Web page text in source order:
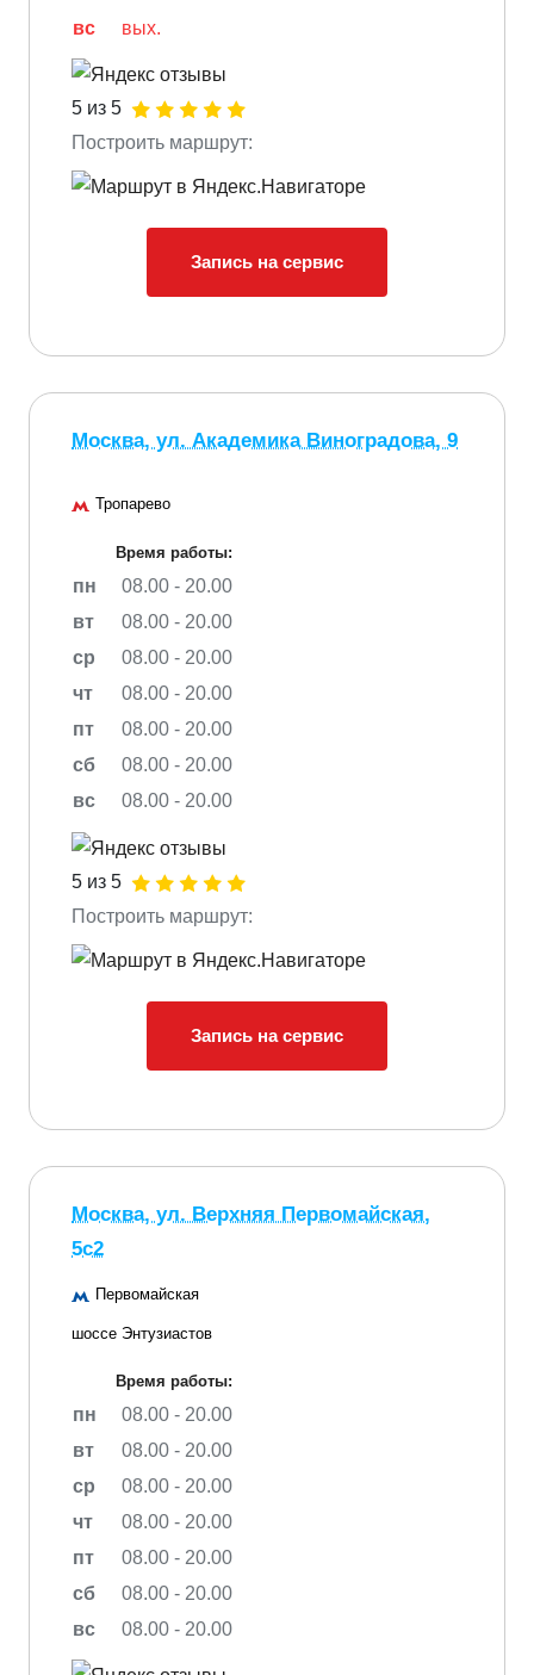
вс
вых.
5 из 5
Построить маршрут:
Запись на сервис
Москва, ул. Академика Виноградова, 9
Тропарево
Время работы:
пн
08.00 - 20.00
вт
08.00 - 20.00
ср
08.00 - 20.00
чт
08.00 - 20.00
пт
08.00 - 20.00
сб
08.00 - 20.00
вс
08.00 - 20.00
5 из 5
Построить маршрут:
Запись на сервис
Москва, ул. Верхняя Первомайская,
5с2
Первомайская
шоссе Энтузиастов
Время работы:
пн
08.00 - 20.00
вт
08.00 - 20.00
ср
08.00 - 20.00
чт
08.00 - 20.00
пт
08.00 - 20.00
сб
08.00 - 20.00
вс
08.00 - 20.00